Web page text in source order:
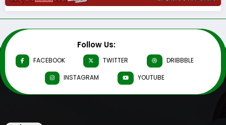
Follow Us:
FACEBOOK TWITTER
DRIBBBLE
INSTAGRAM
YOUTUBE